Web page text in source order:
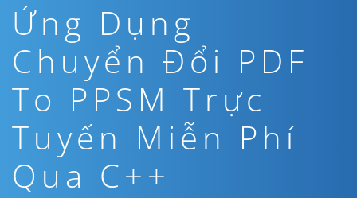
Ứng Dụng
Chuyển Đổi PDF
To PPSM Trực
Tuyến Miễn Phí
Qua C++